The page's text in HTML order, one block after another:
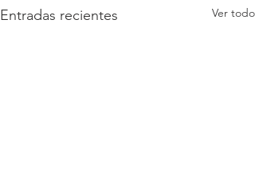
Entradas recientes Ver todo